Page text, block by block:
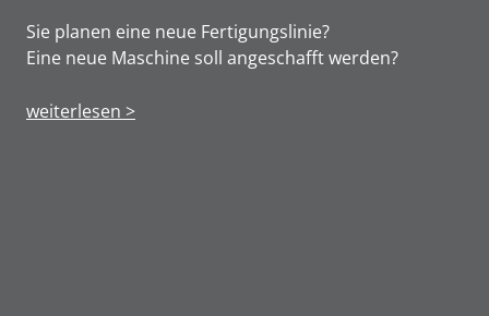
Sie planen eine neue Fertigungslinie?
Eine neue Maschine soll angeschafft werden?
weiterlesen >